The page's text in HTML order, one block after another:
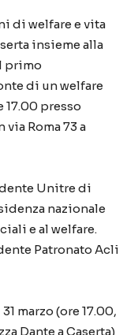
di welfare e vita
insieme alla
primo
di un welfare
17.00 presso
Roma 73 a
Unitre di
nazionale
e al welfare.
Patronato Acli
marzo (ore 17.00,
Dante a Caserta)